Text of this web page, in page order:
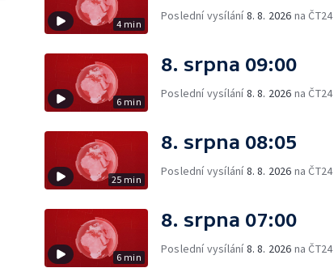
4 min
Poslední vysílání8. 8. 2026 na ČT24
6 min
8. srpna 09:00
Poslední vysílání8. 8. 2026 na ČT24
25 min
8. srpna 08:05
Poslední vysílání8. 8. 2026 na ČT24
6 min
8. srpna 07:00
Poslední vysílání8. 8. 2026 na ČT24